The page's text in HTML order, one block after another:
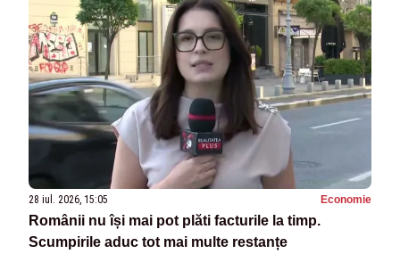
28 iul. 2026, 15:05 Economie
Românii nu își mai pot plăti facturile la timp.
Scumpirile aduc tot mai multe restanțe